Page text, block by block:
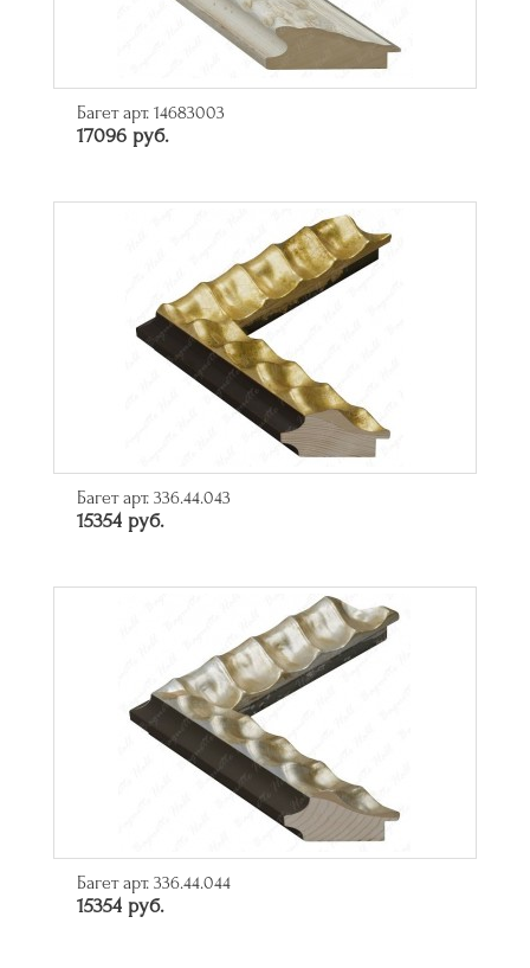
Багет арт. 14683003
17096 руб.
Багет арт. 336.44.043
15354 руб.
Багет арт. 336.44.044
15354 руб.